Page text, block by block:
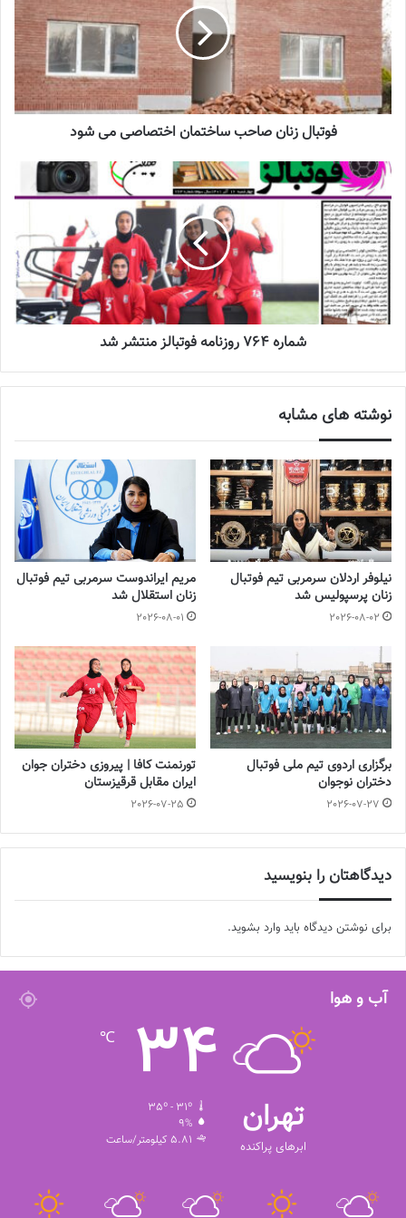
زده شده و باید هر چه زودتر با رفع موارد باقیمانده، این ساختمان را
تجهیز کرده تا تیم های ملی بانوان از آن به بهترین نحو ممکن استفاده
کنند.
فوتبال زنان صاحب ساختمان اختصاصی می شود
شماره 764 روزنامه فوتبالز منتشر شد
نوشته های مشابه
نیلوفر اردلان سرمربی تیم فوتبال
زنان پرسپولیس شد
2026-08-02
مریم ایراندوست سرمربی تیم فوتبال
زنان استقلال شد
2026-08-01
برگزاری اردوی تیم ملی فوتبال
دختران نوجوان
2026-07-27
تورنمنت کافا | پیروزی دختران جوان
ایران مقابل قرقیزستان
2026-07-25
دیدگاهتان را بنویسید
برای نوشتن دیدگاه باید وارد بشوید.
آب و هوا
تهران
ابرهای پراکنده
34
℃
35º - 31º
9%
5.81 کیلومتر/ساعت